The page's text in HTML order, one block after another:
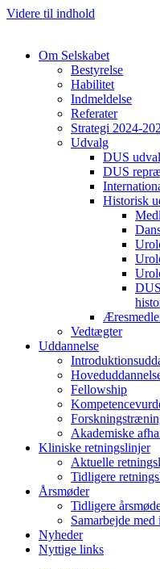
Videre til indhold
Om Selskabet
Bestyrelse
Habilitet
Indmeldelse
Referater
Strategi 2024-
Udvalg
DUS
DUS
Historisk
Vedtægter
Uddannelse
Fellowship
Akademiske
Kliniske retningslinjer
Aktuelle
Tidligere
Årsmøder
Tidligere
Samarbejde med
Nyheder
Nyttige links